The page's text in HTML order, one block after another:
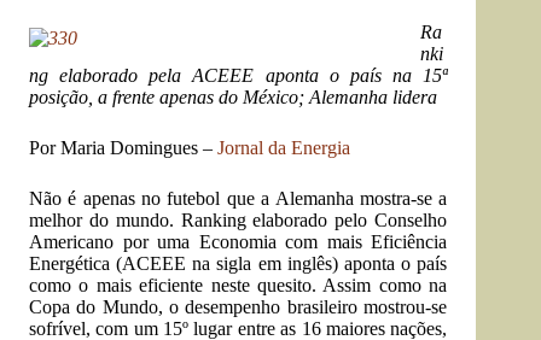
Ra
nki
ng elaborado pela ACEEE aponta o país na 15ª
posição, a frente apenas do México; Alemanha lidera
Por Maria Domingues – Jornal da Energia
Não é apenas no futebol que a Alemanha mostra-se a
melhor do mundo. Ranking elaborado pelo Conselho
Americano por uma Economia com mais Eficiência
Energética (ACEEE na sigla em inglês) aponta o país
como o mais eficiente neste quesito. Assim como na
Copa do Mundo, o desempenho brasileiro mostrou-se
sofrível, com um 15º lugar entre as 16 maiores nações,